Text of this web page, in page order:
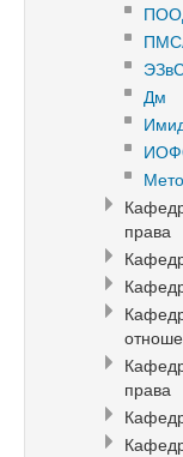
Дм
права
права